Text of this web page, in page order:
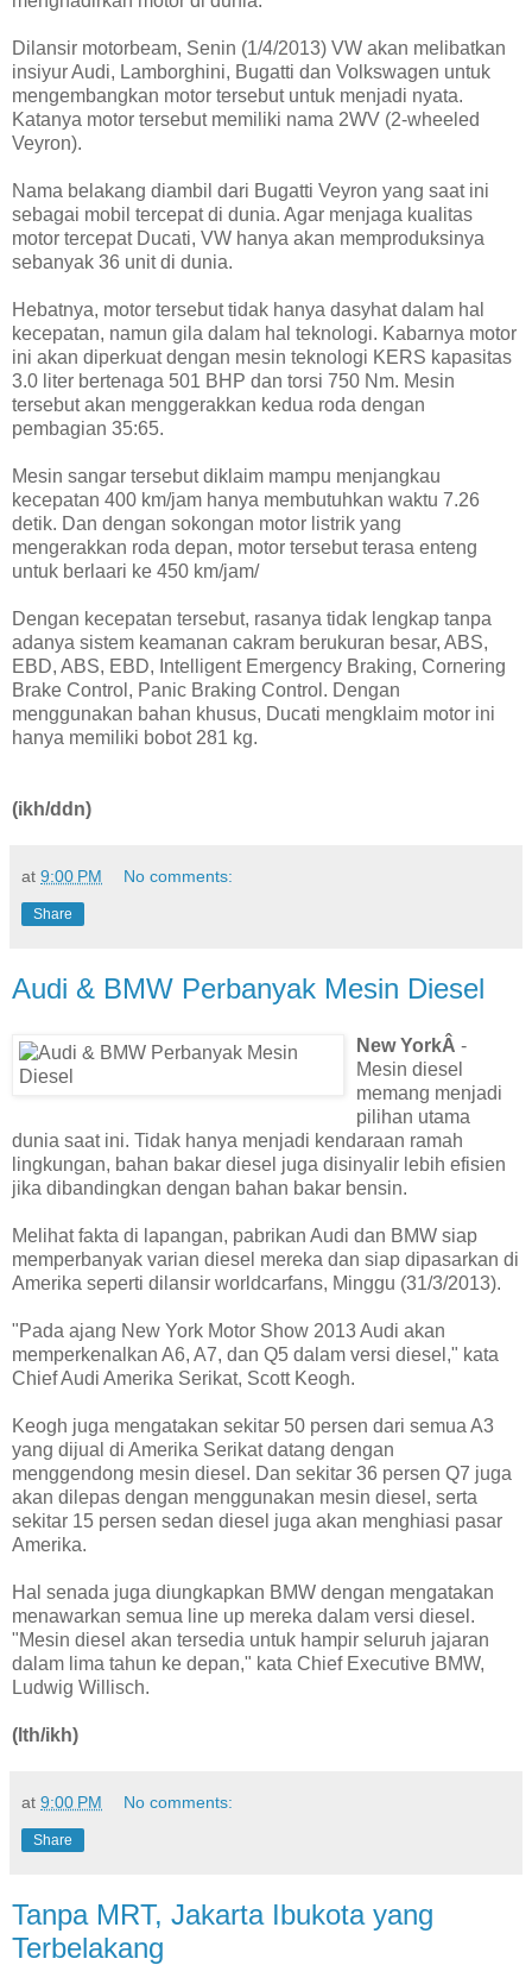
Dilansir motorbeam, Senin (1/4/2013) VW akan melibatkan
insiyur Audi, Lamborghini, Bugatti dan Volkswagen untuk
mengembangkan motor tersebut untuk menjadi nyata.
Katanya motor tersebut memiliki nama 2WV (2-wheeled
Veyron).
Nama belakang diambil dari Bugatti Veyron yang saat ini
sebagai mobil tercepat di dunia. Agar menjaga kualitas
motor tercepat Ducati, VW hanya akan memproduksinya
sebanyak 36 unit di dunia.
Hebatnya, motor tersebut tidak hanya dasyhat dalam hal
kecepatan, namun gila dalam hal teknologi. Kabarnya motor
ini akan diperkuat dengan mesin teknologi KERS kapasitas
3.0 liter bertenaga 501 BHP dan torsi 750 Nm. Mesin
tersebut akan menggerakkan kedua roda dengan
pembagian 35:65.
Mesin sangar tersebut diklaim mampu menjangkau
kecepatan 400 km/jam hanya membutuhkan waktu 7.26
detik. Dan dengan sokongan motor listrik yang
mengerakkan roda depan, motor tersebut terasa enteng
untuk berlaari ke 450 km/jam/
Dengan kecepatan tersebut, rasanya tidak lengkap tanpa
adanya sistem keamanan cakram berukuran besar, ABS,
EBD, ABS, EBD, Intelligent Emergency Braking, Cornering
Brake Control, Panic Braking Control. Dengan
menggunakan bahan khusus, Ducati mengklaim motor ini
hanya memiliki bobot 281 kg.
(ikh/ddn)
at 9:00 PM No comments:
Share
Audi & BMW Perbanyak Mesin Diesel
New YorkÂ -
Mesin diesel
memang menjadi
pilihan utama
dunia saat ini. Tidak hanya menjadi kendaraan ramah
lingkungan, bahan bakar diesel juga disinyalir lebih efisien
jika dibandingkan dengan bahan bakar bensin.
Melihat fakta di lapangan, pabrikan Audi dan BMW siap
memperbanyak varian diesel mereka dan siap dipasarkan di
Amerika seperti dilansir worldcarfans, Minggu (31/3/2013).
"Pada ajang New York Motor Show 2013 Audi akan
memperkenalkan A6, A7, dan Q5 dalam versi diesel," kata
Chief Audi Amerika Serikat, Scott Keogh.
Keogh juga mengatakan sekitar 50 persen dari semua A3
yang dijual di Amerika Serikat datang dengan
menggendong mesin diesel. Dan sekitar 36 persen Q7 juga
akan dilepas dengan menggunakan mesin diesel, serta
sekitar 15 persen sedan diesel juga akan menghiasi pasar
Amerika.
Hal senada juga diungkapkan BMW dengan mengatakan
menawarkan semua line up mereka dalam versi diesel.
"Mesin diesel akan tersedia untuk hampir seluruh jajaran
dalam lima tahun ke depan," kata Chief Executive BMW,
Ludwig Willisch.
(lth/ikh)
at 9:00 PM No comments:
Share
Tanpa MRT, Jakarta Ibukota yang
Terbelakang